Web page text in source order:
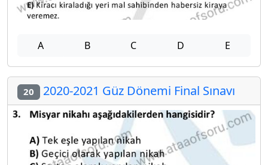
A B C D E
20 2020-2021 Güz Dönemi Final Sınavı